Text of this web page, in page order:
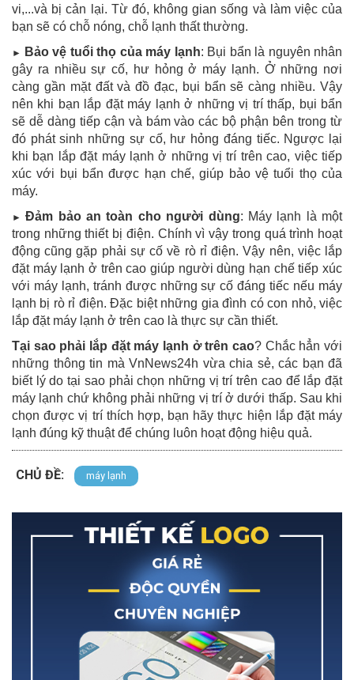
vi,...và bị cản lại. Từ đó, không gian sống và làm việc của
bạn sẽ có chỗ nóng, chỗ lạnh thất thường.
► Bảo vệ tuổi thọ của máy lạnh: Bụi bẩn là nguyên nhân
gây ra nhiều sự cố, hư hỏng ở máy lạnh. Ở những nơi
càng gần mặt đất và đồ đạc, bụi bẩn sẽ càng nhiều. Vậy
nên khi bạn lắp đặt máy lạnh ở những vị trí thấp, bụi bẩn
sẽ dễ dàng tiếp cận và bám vào các bộ phận bên trong từ
đó phát sinh những sự cố, hư hỏng đáng tiếc. Ngược lại
khi bạn lắp đặt máy lạnh ở những vị trí trên cao, việc tiếp
xúc với bụi bẩn được hạn chế, giúp bảo vệ tuổi thọ của
máy.
►Đảm bảo an toàn cho người dùng: Máy lạnh là một
trong những thiết bị điện. Chính vì vậy trong quá trình hoạt
động cũng gặp phải sự cố về rò rỉ điện. Vậy nên, việc lắp
đặt máy lạnh ở trên cao giúp người dùng hạn chế tiếp xúc
với máy lạnh, tránh được những sự cố đáng tiếc nếu máy
lạnh bị rò rỉ điện. Đặc biệt những gia đình có con nhỏ, việc
lắp đặt máy lạnh ở trên cao là thực sự cần thiết.
Tại sao phải lắp đặt máy lạnh ở trên cao? Chắc hẳn với
những thông tin mà VnNews24h vừa chia sẻ, các bạn đã
biết lý do tại sao phải chọn những vị trí trên cao để lắp đặt
máy lạnh chứ không phải những vị trí ở dưới thấp. Sau khi
chọn được vị trí thích hợp, bạn hãy thực hiện lắp đặt máy
lạnh đúng kỹ thuật để chúng luôn hoạt động hiệu quả.
CHỦ ĐỀ: máy lạnh